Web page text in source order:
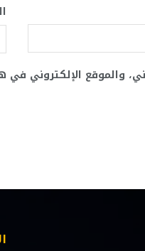
والموقع الإلكتروني